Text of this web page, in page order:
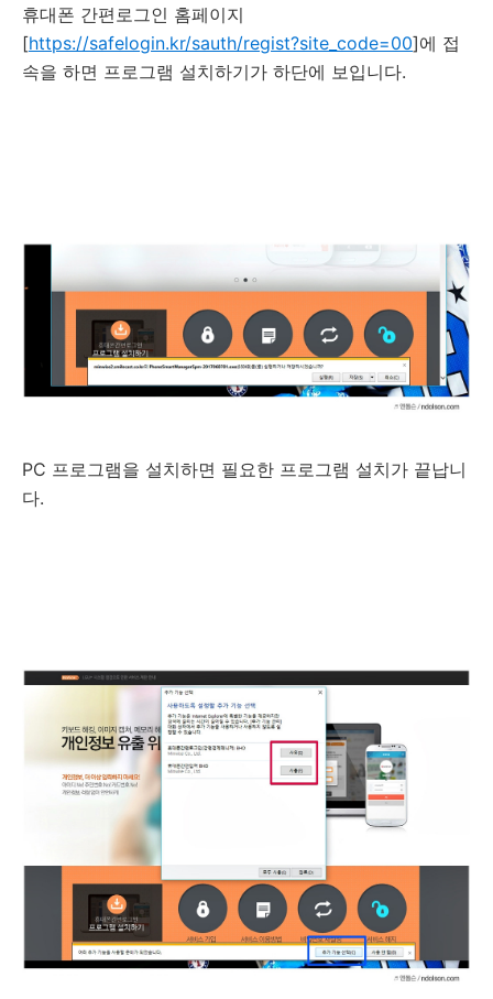
휴대폰 간편로그인 홈페이지
[https://safelogin.kr/sauth/regist?site_code=00]에 접
속을 하면 프로그램 설치하기가 하단에 보입니다.
PC 프로그램을 설치하면 필요한 프로그램 설치가 끝납니
다.